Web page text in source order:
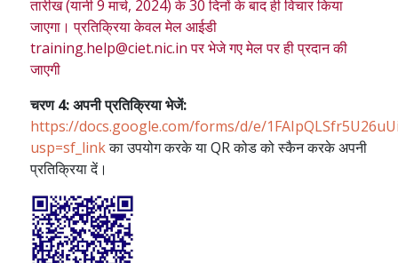
तारीख (यानी 9 मार्च, 2024) के 30 दिनों के बाद ही विचार किया
जाएगा। प्रतिक्रिया केवल मेल आईडी
training.help@ciet.nic.in पर भेजे गए मेल पर ही प्रदान की
जाएगी
चरण 4: अपनी प्रतिक्रिया भेजें:
https://docs.google.com/forms/d/e/
usp=sf_linkका उपयोग करके या QR कोड को स्कैन करके अपनी
प्रतिक्रिया दें।